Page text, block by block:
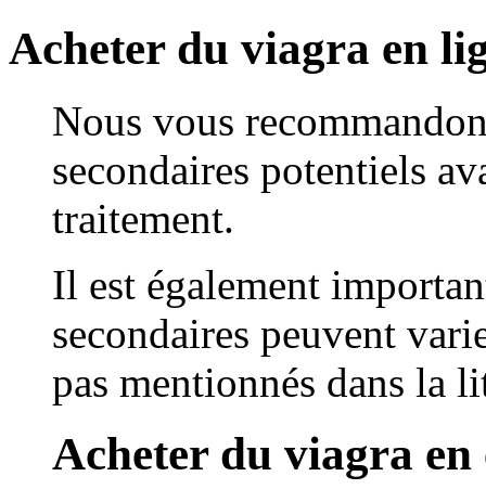
Acheter du viagra en
Nous vous
secondaires potentiels
traitement.
Il est également
secondaires peuvent
pas mentionnés dans la
Acheter du viagra en